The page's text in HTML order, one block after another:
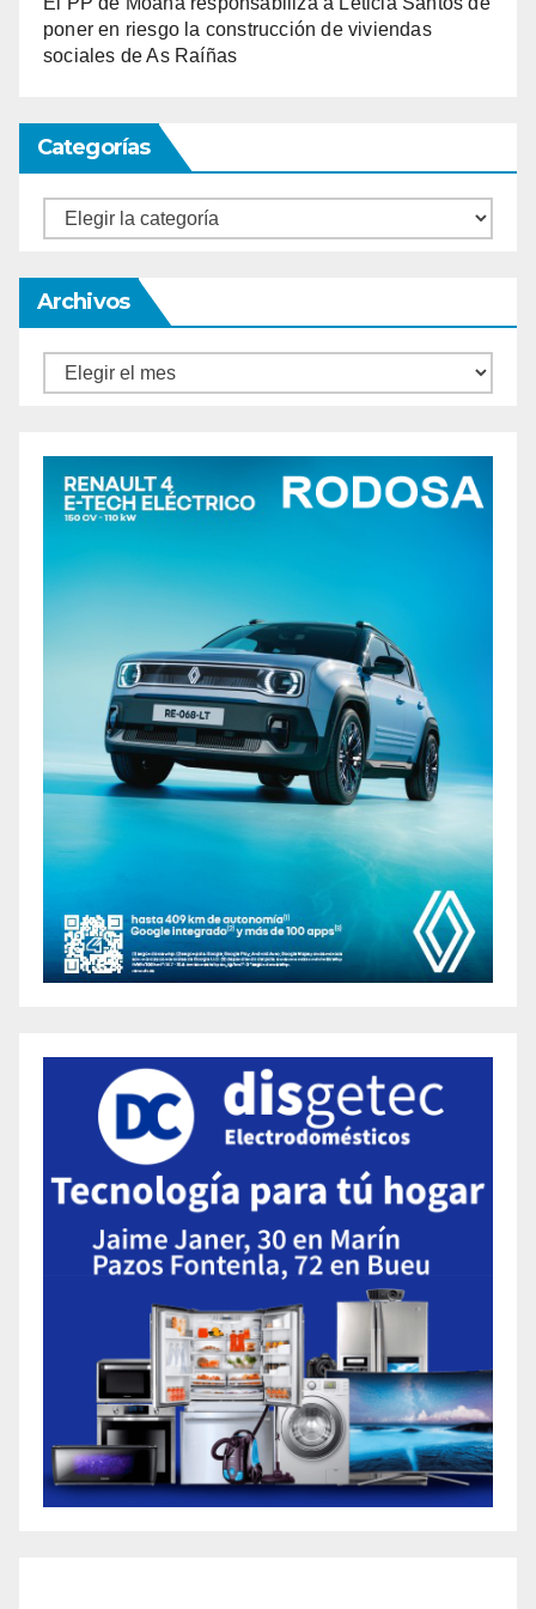
poner en riesgo la construcción de viviendas
sociales de As Raíñas
Categorías
Categorías
Archivos
Archivos